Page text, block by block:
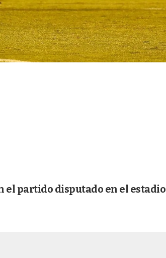
el partido disputado en el estadio